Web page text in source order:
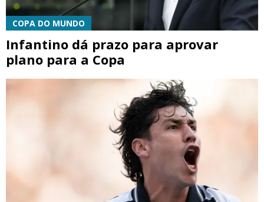
COPA DO MUNDO
Infantino dá prazo para aprovar
plano para a Copa